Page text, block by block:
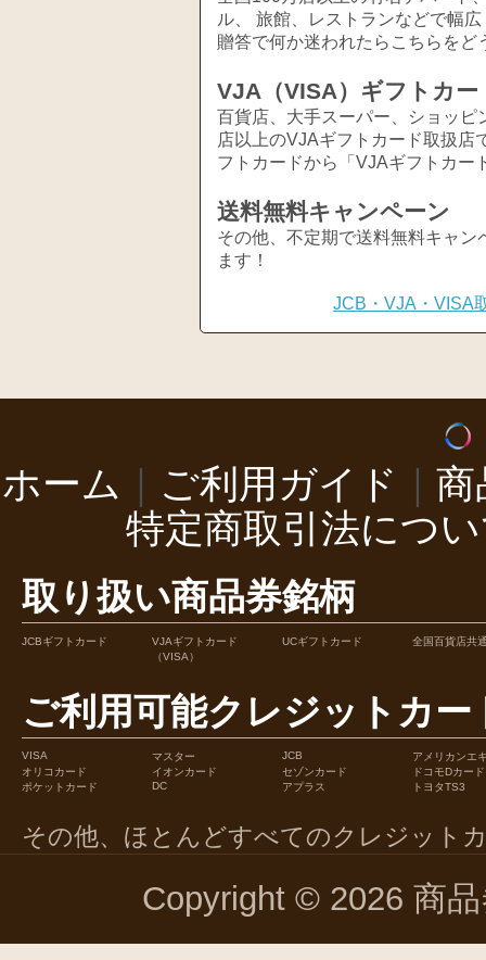
ル、 旅館、レストランなどで幅
贈答で何か迷われたらこちらをど
VJA（VISA）ギフトカー
百貨店、大手スーパー、ショッ
店以上のVJAギフトカード取扱店
フトカードから「VJAギフトカー
送料無料キャンペーン
その他、不定期で送料無料キャ
ます！
JCB・VJA・VISA
ホーム ご利用ガイド
商
特定商取引法につ
取り扱い商品券銘柄
JCBギフトカード
VJAギフトカード
（VISA）
UCギフトカード 全国百貨店共
ご利用可能クレジットカー
VISA マスター JCB
アメリカンエ
オリコカード
イオンカード セゾンカード
ドコモDカード
ポケットカード
DC アプラス トヨタTS3
その他、ほとんどすべてのクレジット
Copyright © 2026 商